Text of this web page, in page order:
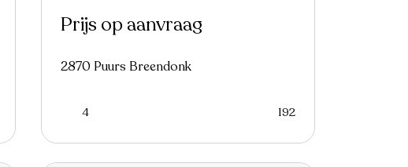
Prijs op aanvraag
2870 Puurs Breendonk
4 192